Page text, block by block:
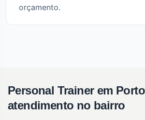
orçamento.
Personal Trainer em
atendimento no bairro